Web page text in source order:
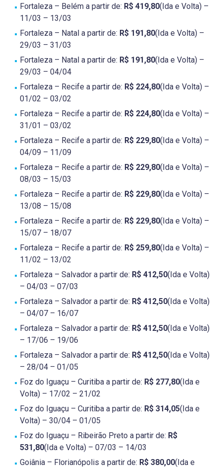
Fortaleza – Belém a partir de: R$ 419,80(Ida e Volta) –
11/03 – 13/03
Fortaleza – Natal a partir de: R$ 191,80(Ida e Volta) –
29/03 – 31/03
Fortaleza – Natal a partir de: R$ 191,80(Ida e Volta) –
29/03 – 04/04
Fortaleza – Recife a partir de: R$ 224,80(Ida e Volta) –
01/02 – 03/02
Fortaleza – Recife a partir de: R$ 224,80(Ida e Volta) –
31/01 – 03/02
Fortaleza – Recife a partir de: R$ 229,80(Ida e Volta) –
04/09 – 11/09
Fortaleza – Recife a partir de: R$ 229,80(Ida e Volta) –
08/03 – 15/03
Fortaleza – Recife a partir de: R$ 229,80(Ida e Volta) –
13/08 – 15/08
Fortaleza – Recife a partir de: R$ 229,80(Ida e Volta) –
15/07 – 18/07
Fortaleza – Recife a partir de: R$ 259,80(Ida e Volta) –
11/02 – 13/02
Fortaleza – Salvador a partir de: R$ 412,50(Ida e Volta)
– 04/03 – 07/03
Fortaleza – Salvador a partir de: R$ 412,50(Ida e Volta)
– 04/07 – 16/07
Fortaleza – Salvador a partir de: R$ 412,50(Ida e Volta)
– 17/06 – 19/06
Fortaleza – Salvador a partir de: R$ 412,50(Ida e Volta)
– 28/04 – 01/05
Foz do Iguaçu – Curitiba a partir de: R$ 277,80(Ida e
Volta) – 17/02 – 21/02
Foz do Iguaçu – Curitiba a partir de: R$ 314,05(Ida e
Volta) – 30/04 – 01/05
Foz do Iguaçu – Ribeirão Preto a partir de: R$
531,80(Ida e Volta) – 07/03 – 14/03
Goiânia – Florianópolis a partir de: R$ 380,00(Ida e